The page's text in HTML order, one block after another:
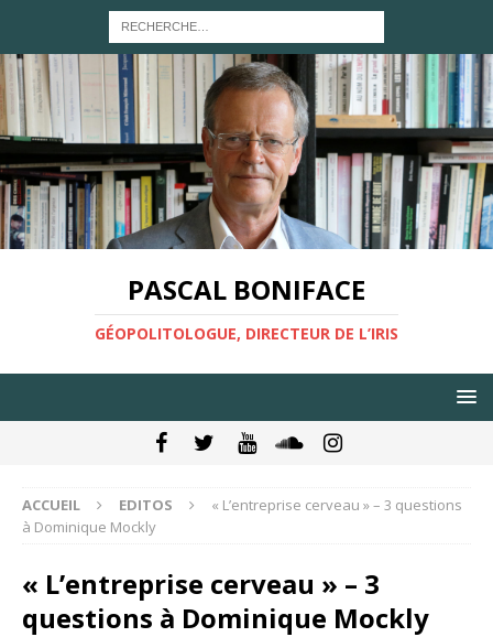
PASCAL BONIFACE
GÉOPOLITOLOGUE, DIRECTEUR DE L’IRIS
ACCUEIL EDITOS
« L’entreprise cerveau » – 3 questions
à Dominique Mockly
« L’entreprise cerveau » – 3
questions à Dominique Mockly